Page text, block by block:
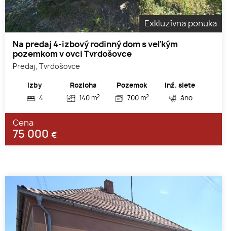
Exkluzívna ponuka
Na predaj 4-izbový rodinný dom s veľkým
pozemkom v ovci Tvrdošovce
Predaj, Tvrdošovce
Izby
4
Rozloha
140 m2
Pozemok
700 m2
Inž. siete
áno
Cena
75 000 €